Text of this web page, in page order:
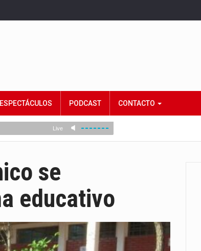
ESPECTÁCULOS PODCAST CONTACTO
se
educativo